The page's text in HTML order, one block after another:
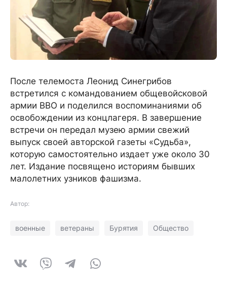
После телемоста Леонид Синегрибов
встретился с командованием общевойсковой
армии ВВО и поделился воспоминаниями об
освобождении из концлагеря. В завершение
встречи он передал музею армии свежий
выпуск своей авторской газеты «Судьба»,
которую самостоятельно издает уже около 30
лет. Издание посвящено историям бывших
малолетних узников фашизма.
Автор:
военные ветераны Бурятия Общество